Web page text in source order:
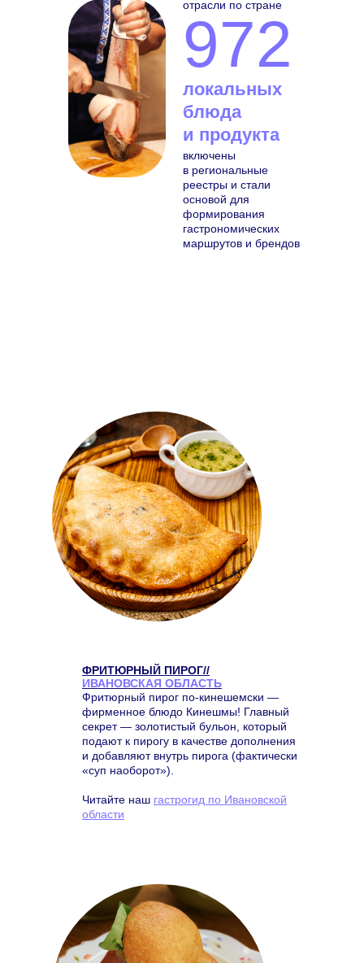
отрасли по стране
972
локальных
блюда
и продукта
включены
в региональные
реестры и стали
основой для
формирования
гастрономических
маршрутов и брендов
ФРИТЮРНЫЙ ПИРОГ//
ИВАНОВСКАЯ ОБЛАСТЬ
Фритюрный пирог по-кинешемски —
фирменное блюдо Кинешмы! Главный
секрет — золотистый бульон, который
подают к пирогу в качестве дополнения
и добавляют внутрь пирога (фактически
«суп наоборот»).
Читайте наш гастрогид по Ивановской
области